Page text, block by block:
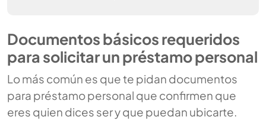
Documentos básicos requeridos
para solicitar un préstamo personal
Lo más común es que te pidan documentos
para préstamo personal que confirmen que
eres quien dices ser y que puedan ubicarte.